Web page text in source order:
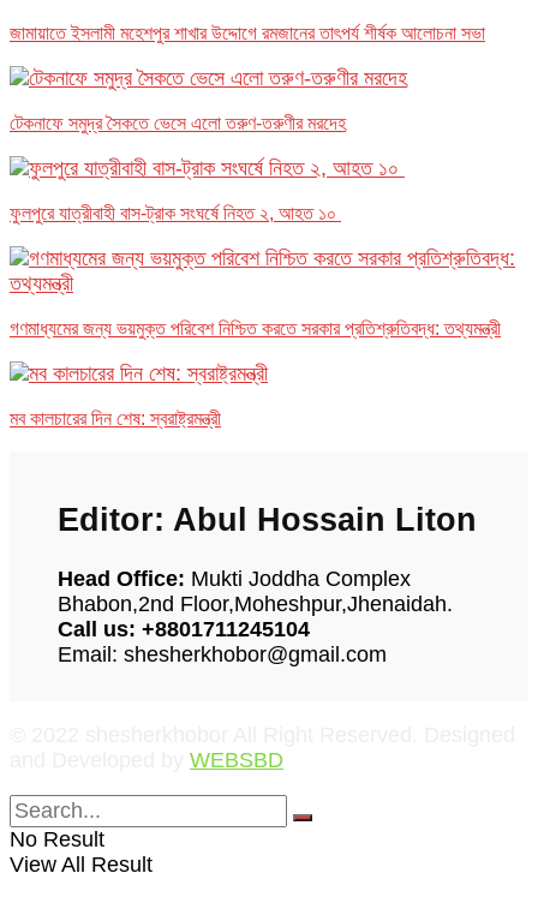
জামায়াতে ইসলামী মহেশপুর শাখার উদ্দোগে রমজানের তাৎপর্য শীর্ষক আলোচনা সভা
টেকনাফে সমুদ্র সৈকতে ভেসে এলো তরুণ-তরুণীর মরদেহ
ফুলপুরে যাত্রীবাহী বাস-ট্রাক সংঘর্ষে নিহত ২, আহত ১০
গণমাধ্যমের জন্য ভয়মুক্ত পরিবেশ নিশ্চিত করতে সরকার প্রতিশ্রুতিবদ্ধ: তথ্যমন্ত্রী
মব কালচারের দিন শেষ: স্বরাষ্ট্রমন্ত্রী
Editor: Abul Hossain Liton
Head Office: Mukti Joddha Complex
Bhabon,2nd Floor,Moheshpur,Jhenaidah.
Call us: +8801711245104
Email: shesherkhobor@gmail.com
WEBSBD
No Result
View All Result